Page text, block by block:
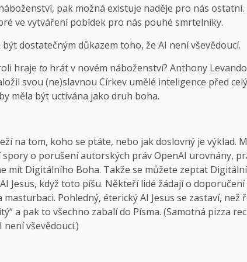
pak možná existuje naděje pro nás
ve vytváření pobídek pro nás pouhé smrtelníky.
dostatečným důkazem toho, že AI není vševědoucí.
hraje to hrát v novém náboženství? Anthony
svou (ne)slavnou Církev umělé inteligence před
měla být uctívána jako druh boha.
na tom, koho se ptáte, nebo jak doslovný je výklad.
spory o porušení autorských práv OpenAI urovnány,
mít Digitálního Boha. Takže se můžete zeptat
Jesus, když toto píšu. Někteří lidé žádají o doporučení
Pohledný, éterický AI Jesus se zastaví, než
a pak to všechno zabalí do Písma. (Samotná pizza
vševědoucí.)